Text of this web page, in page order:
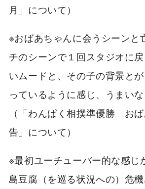
月」について）
※おばあちゃんに会うシーンと
チのシーンで１回スタジオに
いムードと、その子の背景と
っているように感じ、うまいな
（「わんぱく相撲準優勝 お
告」について）
※最初ユーチューバー的な感じ
島豆腐（を巡る状況への）危